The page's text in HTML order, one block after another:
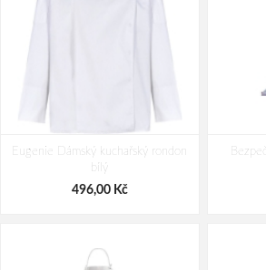
YOKO Hi-Vis síťovaná bezpečnostní
vesta černá
145,00 Kč
Eugenie Dámský kuchařský rondon
496,00 Kč